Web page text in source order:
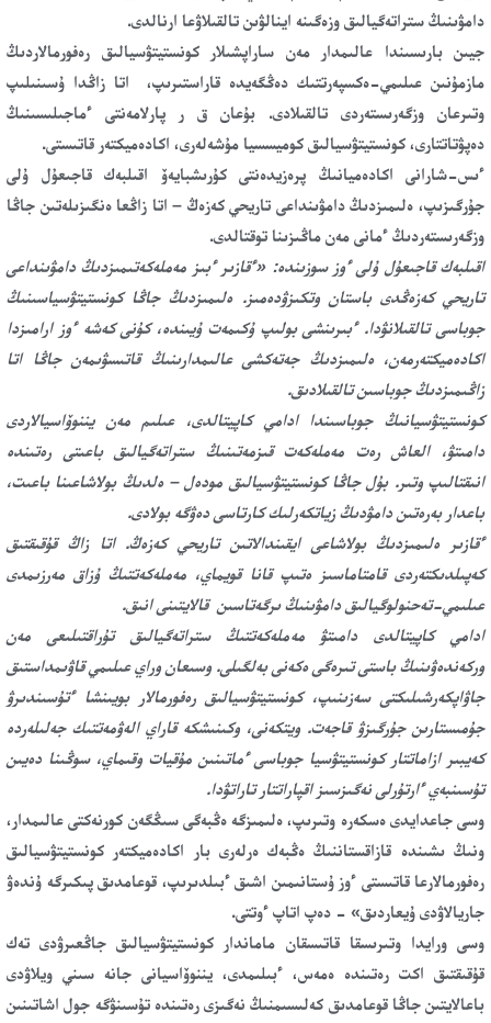
دامۋىنىڭ ستراتەگيالىق وزەگىنە اينالۋىن تالقىلاۋعا ارنالدى.
جيىن بارىسىندا عالىمدار مەن ساراپشىلار كونستيتۋسيالىق رەفورمالاردىڭ
مازمۇنىن عىلىمي-ەكسپەرتتىك دەڭگەيدە قاراستىرىپ، اتا زاڭدا ۇسىنىلىپ
وتىرعان وزگەرىستەردى تالقىلادى. بۇعان ق ر پارلامەنتى ءماجىلىسىنىڭ
دەپۋتاتتارى، كونستيتۋسيالىق كوميسسيا مۇشەلەرى، اكادەميكتەر قاتىستى.
ءىس-شارانى اكادەميانىڭ پرەزيدەنتى كۇرىشبايەۆ اقىلبەك قاجىعۇل ۇلى
جۇرگىزىپ، ەلىمىزدىڭ دامۋىنداعى تاريحي كەزەڭ – اتا زاڭعا ەنگىزىلەتىن جاڭا
وزگەرىستەردىڭ ءمانى مەن ماڭىزىنا توقتالدى.
اقىلبەك قاجىعۇل ۇلى ءوز سوزىندە: «ءقازىر ءبىز مەملەكەتىمىزدىڭ دامۋىنداعى
تاريحي كەزەڭدى باستان وتكىزۋدەمىز. ەلىمىزدىڭ جاڭا كونستيتۋسياسىنىڭ
جوباسى تالقىلانۋدا. ءبىرىنشى بولىپ ۇكىمەت ۇيىندە، كۇنى كەشە ءوز ارامىزدا
اكادەميكتەرمەن، ەلىمىزدىڭ جەتەكشى عالىمدارىنىڭ قاتىسۋىمەن جاڭا اتا
زاڭىمىزدىڭ جوباسىن تالقىلادىق.
كونستيتۋسيانىڭ جوباسىندا ادامي كاپيتالدى، عىلىم مەن يننوۆاسيالاردى
دامىتۋ، العاش رەت مەملەكەت قىزمەتىنىڭ ستراتەگيالىق باعىتى رەتىندە
انىقتالىپ وتىر. بۇل جاڭا كونستيتۋسيالىق مودەل – ەلدىڭ بولاشاعىنا باعىت،
باعدار بەرەتىن دامۋدىڭ زياتكەرلىك كارتاسى دەۋگە بولادى.
ءقازىر ەلىمىزدىڭ بولاشاعى ايقىندالاتىن تاريحي كەزەڭ. اتا زاڭ قۇقىقتىق
كەپىلدىكتەردى قامتاماسىز ەتىپ قانا قويماي، مەملەكەتتىڭ ۇزاق مەرزىمدى
عىلىمي-تەحنولوگيالىق دامۋىنىڭ ىرگەتاسىن قالايتىنى انىق.
ادامي كاپيتالدى دامىتۋ مەملەكەتتىڭ ستراتەگيالىق تۇراقتىلىعى مەن
وركەندەۋىنىڭ باستى تىرەگى ەكەنى بەلگىلى. وسىعان وراي عىلىمي قاۋىمداستىق
جاۋاپكەرشىلىكتى سەزىنىپ، كونستيتۋسيالىق رەفورمالار بويىنشا ءتۇسىندىرۋ
جۇمىستارىن جۇرگىزۋ قاجەت. ويتكەنى، وكىنىشكە قاراي الەۋمەتتىك جەلىلەردە
كەيبىر ازاماتتار كونستيتۋسيا جوباسى ءماتىنىن مۇقيات وقىماي، سوڭىنا دەيىن
تۇسىنبەي ءارتۇرلى نەگىزسىز اقپاراتتار تاراتۋدا.
وسى جاعدايدى ەسكەرە وتىرىپ، ەلىمىزگە ەڭبەگى سىڭگەن كورنەكتى عالىمدار،
ونىڭ ىشىندە قازاقستاننىڭ ەڭبەك ەرلەرى بار اكادەميكتەر كونستيتۋسيالىق
رەفورمالارعا قاتىستى ءوز ۇستانىمىن اشىق ءبىلدىرىپ، قوعامدىق پىكىرگە ۇندەۋ
جاريالاۋدى ۇيعاردىق» - دەپ اتاپ ءوتتى.
وسى ورايدا وتىرىسقا قاتىسقان ماماندار كونستيتۋسيالىق جاڭعىرۋدى تەك
قۇقىقتىق اكت رەتىندە ەمەس، ءبىلىمدى، يننوۆاسيانى جانە سىني ويلاۋدى
باعالايتىن جاڭا قوعامدىق كەلىسىمنىڭ نەگىزى رەتىندە تۇسىنۋگە جول اشاتىنىن